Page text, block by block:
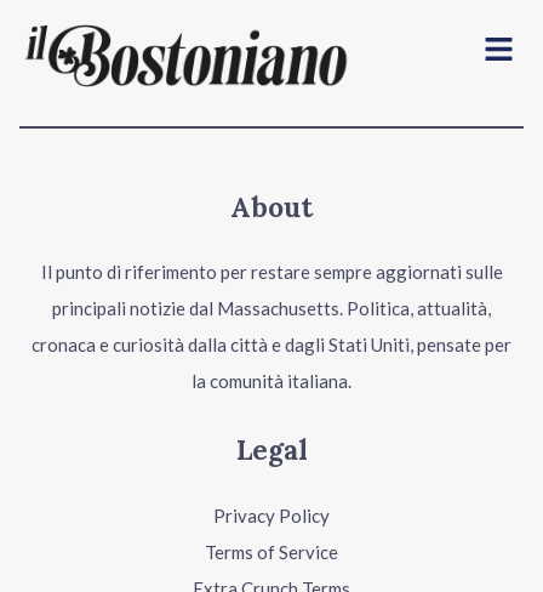
Menu
About
Il punto di riferimento per restare sempre aggiornati sulle
principali notizie dal Massachusetts. Politica, attualità,
cronaca e curiosità dalla città e dagli Stati Uniti, pensate per
la comunità italiana.
Legal
Privacy Policy
Terms of Service